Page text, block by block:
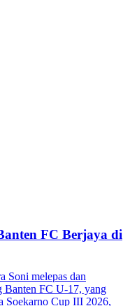
FC Berjaya di
Soni melepas dan
Banten FC U-17, yang
Soekarno Cup III 2026,